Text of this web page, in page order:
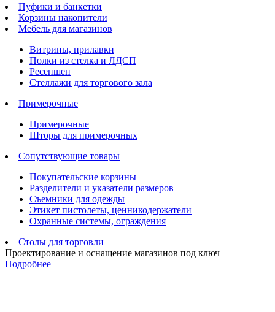
Пуфики и банкетки
Корзины накопители
Мебель для магазинов
Витрины, прилавки
Полки из стелка и ЛДСП
Ресепшен
Стеллажи для торгового зала
Примерочные
Примерочные
Шторы для примерочных
Сопутствующие товары
Покупательские корзины
Разделители и указатели размеров
Съемники для одежды
Этикет пистолеты, ценникодержатели
Охранные системы, ограждения
Столы для торговли
Проектирование и оснащение магазинов под ключ
Подробнее